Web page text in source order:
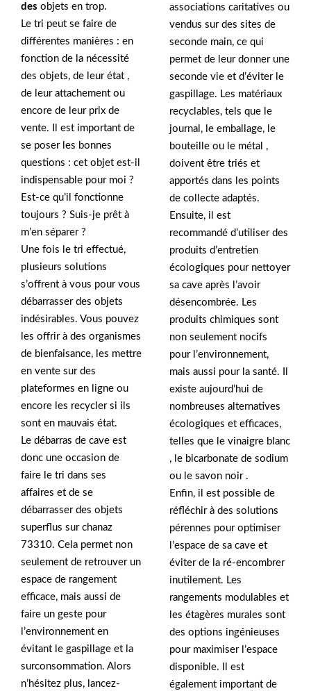
des objets en trop.
Le tri peut se faire de
différentes manières : en
fonction de la nécessité
des objets, de leur état ,
de leur attachement ou
encore de leur prix de
vente. Il est important de
se poser les bonnes
questions : cet objet est-il
indispensable pour moi ?
Est-ce qu’il fonctionne
toujours ? Suis-je prêt à
m’en séparer ?
Une fois le tri effectué,
plusieurs solutions
s’offrent à vous pour vous
débarrasser des objets
indésirables. Vous pouvez
les offrir à des organismes
de bienfaisance, les mettre
en vente sur des
plateformes en ligne ou
encore les recycler si ils
sont en mauvais état.
Le débarras de cave est
donc une occasion de
faire le tri dans ses
affaires et de se
débarrasser des objets
superflus sur chanaz
73310. Cela permet non
seulement de retrouver un
espace de rangement
efficace, mais aussi de
faire un geste pour
l’environnement en
évitant le gaspillage et la
surconsommation. Alors
n’hésitez plus, lancez-
associations caritatives ou
vendus sur des sites de
seconde main, ce qui
permet de leur donner une
seconde vie et d’éviter le
gaspillage. Les matériaux
recyclables, tels que le
journal, le emballage, le
bouteille ou le métal ,
doivent être triés et
apportés dans les points
de collecte adaptés.
Ensuite, il est
recommandé d’utiliser des
produits d’entretien
écologiques pour nettoyer
sa cave après l’avoir
désencombrée. Les
produits chimiques sont
non seulement nocifs
pour l’environnement,
mais aussi pour la santé. Il
existe aujourd’hui de
nombreuses alternatives
écologiques et efficaces,
telles que le vinaigre blanc
, le bicarbonate de sodium
ou le savon noir .
Enfin, il est possible de
réfléchir à des solutions
pérennes pour optimiser
l’espace de sa cave et
éviter de la ré-encombrer
inutilement. Les
rangements modulables et
les étagères murales sont
des options ingénieuses
pour maximiser l’espace
disponible. Il est
également important de